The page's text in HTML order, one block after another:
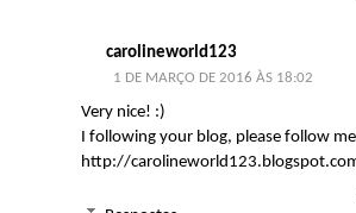
carolineworld123
1 DE MARÇO DE 2016 ÀS 18:02
Very nice! :)
I following your blog, please follow
http://